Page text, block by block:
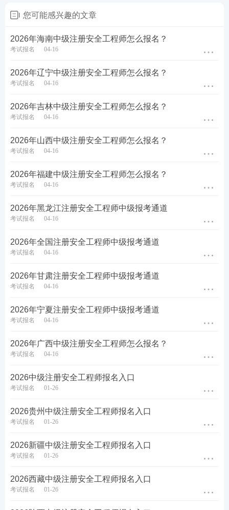
【级别】：大家对照好报考条件，确认报考级别。
科、免考一科。一般是选择“考全科”，符合免考条
择“增报专业”。(特别注意：“考全科”的老考生如果
已通过部分科目，报考时也需要选“考全科”，科目
选择时勾选未过科目即可。)
【专业】：七个专业选择一个进行报考，专业分别
金属冶炼安全、建筑施工安全、道路运输安全、其
他安全(不包括消防安全)。
【科目】：需要自行勾选科目报考，今年想报考即
您可能感兴趣的文章
2026年海南中级注册安全工程师怎么报名？
考试报名 04-16
2026年辽宁中级注册安全工程师怎么报名？
考试报名 04-16
2026年吉林中级注册安全工程师怎么报名？
考试报名 04-16
2026年山西中级注册安全工程师怎么报名？
考试报名 04-16
2026年福建中级注册安全工程师怎么报名？
考试报名 04-16
2026年黑龙江注册安全工程师中级报考通道
考试报名 04-16
2026年全国注册安全工程师中级报考通道
考试报名 04-16
2026年甘肃注册安全工程师中级报考通道
考试报名 04-16
2026年宁夏注册安全工程师中级报考通道
考试报名 04-16
2026年广西中级注册安全工程师怎么报名？
考试报名 04-16
2026中级注册安全工程师报名入口
考试报名 01-26
2026贵州中级注册安全工程师报名入口
考试报名 01-26
2026新疆中级注册安全工程师报名入口
考试报名 01-26
2026西藏中级注册安全工程师报名入口
考试报名 01-26